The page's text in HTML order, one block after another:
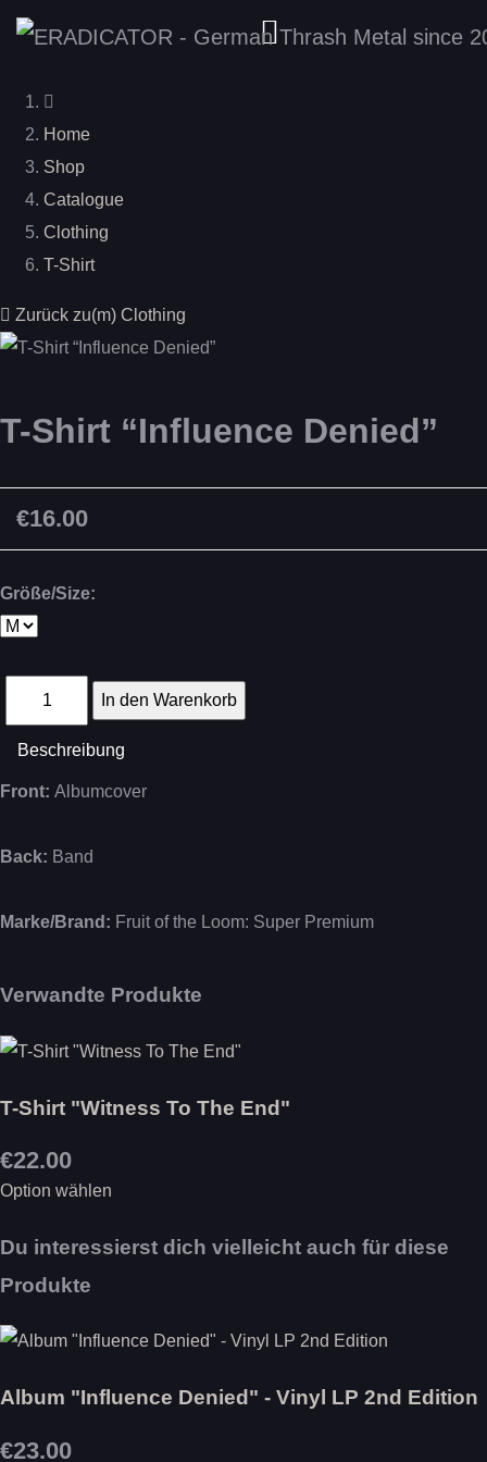
Home
Shop
Catalogue
Clothing
T-Shirt
Zurück zu(m) Clothing
T-Shirt “Influence Denied”
€16.00
Größe/Size:
Beschreibung
Front: Albumcover
Back: Band
Marke/Brand: Fruit of the Loom: Super Premium
Verwandte Produkte
T-Shirt "Witness To The End"
€22.00
Option wählen
Du interessierst dich vielleicht auch für diese
Produkte
Album "Influence Denied" - Vinyl LP 2nd Edition
€23.00